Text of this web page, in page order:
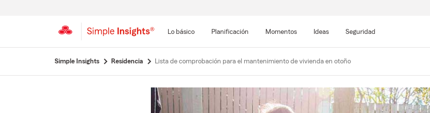
Lo básico Planificación Momentos Ideas Seguridad
Simple Insights Residencia Lista de comprobación para el mantenimiento de vivienda en otoño